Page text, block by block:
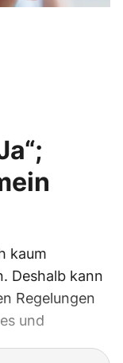
kaum
Deshalb kann
Regelungen
und